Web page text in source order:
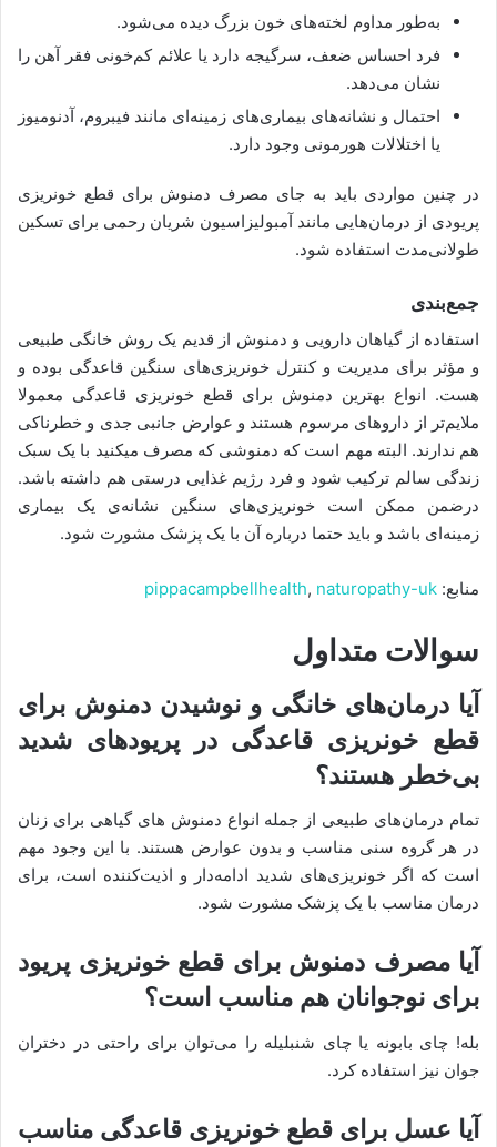
به‌طور مداوم لخته‌های خون بزرگ دیده می‌شود.
فرد احساس ضعف، سرگیجه دارد یا علائم کم‌خونی فقر آهن را
نشان می‌دهد.
احتمال و نشانه‌های بیماری‌های زمینه‌ای مانند فیبروم، آدنومیوز
یا اختلالات هورمونی وجود دارد.
در چنین مواردی باید به‌ جای مصرف دمنوش برای قطع خونریزی
پریودی از درمان‌هایی مانند آمبولیزاسیون شریان رحمی برای تسکین
طولانی‌مدت استفاده شود.
جمع‌بندی
استفاده از گیاهان دارویی و دمنوش از قدیم یک روش خانگی طبیعی
و مؤثر برای مدیریت و کنترل خونریزی‌های سنگین قاعدگی بوده و
هست. انواع بهترین دمنوش برای قطع خونریزی قاعدگی معمولا
ملایم‌تر از داروهای مرسوم هستند و عوارض جانبی جدی و خطرناکی
هم ندارند. البته مهم است که دمنوشی که مصرف میکنید با یک سبک
زندگی سالم ترکیب شود و فرد رژیم غذایی درستی هم داشته باشد.
درضمن ممکن است خونریزی‌های سنگین نشانه‌ی یک بیماری
زمینه‌ای باشد و باید حتما درباره آن با یک پزشک مشورت شود.
منابع: pippacampbellhealth, naturopathy-uk
سوالات متداول
آیا درمان‌های خانگی و نوشیدن دمنوش برای
قطع خونریزی قاعدگی در پریودهای شدید
بی‌خطر هستند؟
تمام درمان‌های طبیعی از جمله انواع دمنوش های گیاهی برای زنان
در هر گروه سنی مناسب و بدون عوارض هستند. با این وجود مهم
است که اگر خونریزی‌های شدید ادامه‌دار و اذیت‌کننده است، برای
درمان مناسب با یک پزشک مشورت شود.
آیا مصرف دمنوش برای قطع خونریزی پریود
برای نوجوانان هم مناسب است؟
بله! چای بابونه یا چای شنبلیله را می‌توان برای راحتی در دختران
جوان نیز استفاده کرد.
آیا عسل برای قطع خونریزی قاعدگی مناسب